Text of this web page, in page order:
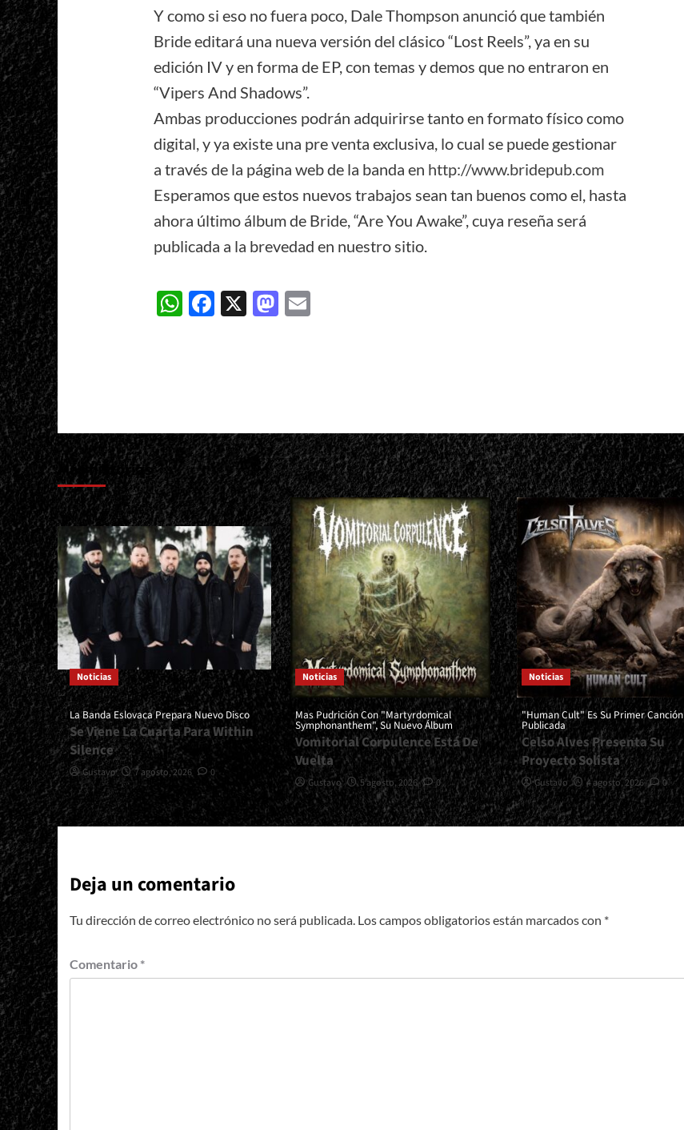
Y como si eso no fuera poco, Dale Thompson anunció que también
Bride editará una nueva versión del clásico “Lost Reels”, ya en su
edición IV y en forma de EP, con temas y demos que no entraron en
“Vipers And Shadows”.
Ambas producciones podrán adquirirse tanto en formato físico como
digital, y ya existe una pre venta exclusiva, lo cual se puede gestionar
a través de la página web de la banda en http://www.bridepub.com
Esperamos que estos nuevos trabajos sean tan buenos como el, hasta
ahora último álbum de Bride, “Are You Awake”, cuya reseña será
publicada a la brevedad en nuestro sitio.
WhatsApp
Facebook
X Mastodon
Más historias
Noticias
La Banda Eslovaca Prepara Nuevo Disco
Se Viene La Cuarta Para Within
Silence
Gustavo 7 agosto, 2026 0
Noticias
Mas Pudrición Con "Martyrdomical
Symphonanthem", Su Nuevo Álbum
Vomitorial Corpulence Está De
Vuelta
Gustavo 5 agosto, 2026 0
Noticias
"Human Cult" Es Su Primer Canción
Publicada
Celso Alves Presenta Su
Proyecto Solista
Gustavo 4 agosto, 2026 0
Deja un comentario
Tu dirección de correo electrónico no será publicada. Los campos obligatorios están marcados con *
Comentario *